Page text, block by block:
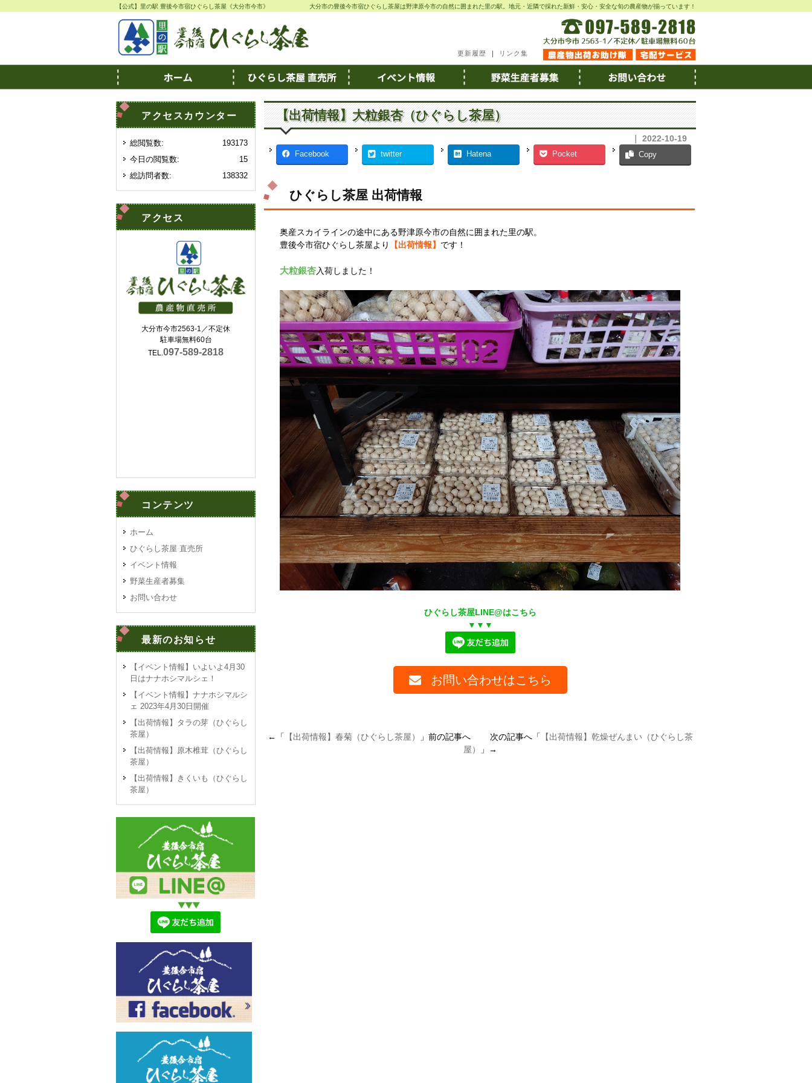
【公式】里の駅 豊後今市宿ひぐらし茶屋《大分市今市》 大分市の豊後今市宿ひぐらし茶屋は野津原今市の自然に囲まれた里の駅。地元・近隣で採れた新鮮・安心・安全な旬の農産物が揃っています！
更新履歴 ｜ リンク集
【出荷情報】大粒銀杏（ひぐらし茶屋）
｜ 2022-10-19
Facebook twitter Hatena Pocket Copy
ひぐらし茶屋 出荷情報
奥産スカイラインの途中にある野津原今市の自然に囲まれた里の駅。
豊後今市宿ひぐらし茶屋より
【出荷情報】 です！
大粒銀杏入荷しました！
ひぐらし茶屋LINE@はこちら
▼▼▼
お問い合わせはこちら
←「 【出荷情報】春菊（ひぐらし茶屋） 」前の記事へ 次の記事へ「 【出荷情報】乾燥ぜんまい（ひぐらし茶
屋）
」→
アクセスカウンター
193173
総閲覧数:
15
今日の閲覧数:
138332
総訪問者数:
アクセス
大分市今市2563-1／不定休
駐車場無料60台
TEL.097-589-2818
コンテンツ
ホーム
ひぐらし茶屋 直売所
イベント情報
野菜生産者募集
お問い合わせ
最新のお知らせ
【イベント情報】いよいよ4月30
日はナナホシマルシェ！
【イベント情報】ナナホシマルシ
ェ 2023年4月30日開催
【出荷情報】タラの芽（ひぐらし
茶屋）
【出荷情報】原木椎茸（ひぐらし
茶屋）
【出荷情報】きくいも（ひぐらし
茶屋）